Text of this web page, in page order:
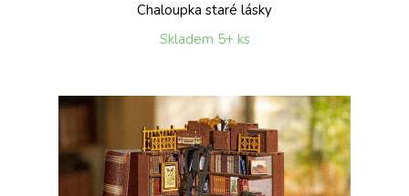
Chaloupka staré lásky
Skladem 5+ ks